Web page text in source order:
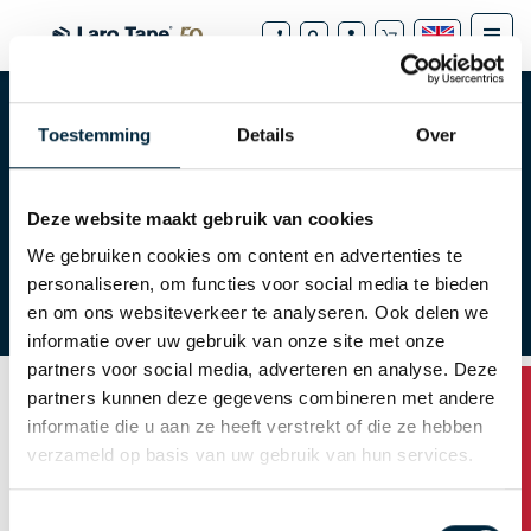
Toestemming Details Over
Deze website maakt gebruik van cookies
We gebruiken cookies om content en advertenties te
personaliseren, om functies voor social media te bieden
en om ons websiteverkeer te analyseren. Ook delen we
informatie over uw gebruik van onze site met onze
partners voor social media, adverteren en analyse. Deze
partners kunnen deze gegevens combineren met andere
informatie die u aan ze heeft verstrekt of die ze hebben
verzameld op basis van uw gebruik van hun services.
All about tape How do I order?
Downloads FAQ
Request password